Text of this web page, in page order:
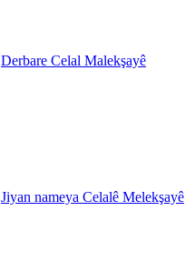
Derbare Celal Malekşayê
Jiyan nameya Celalê Melekşayê